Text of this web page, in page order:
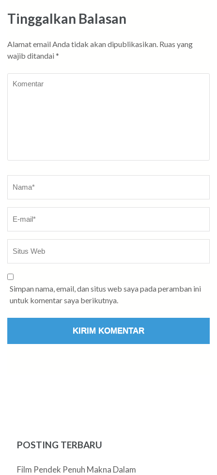
Tinggalkan Balasan
Alamat email Anda tidak akan dipublikasikan. Ruas yang
wajib ditandai *
Simpan nama, email, dan situs web saya pada peramban ini
untuk komentar saya berikutnya.
POSTING TERBARU
Film Pendek Penuh Makna Dalam